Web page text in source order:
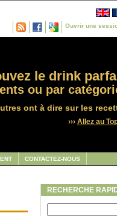
Ouvrir une
le drink
ou par
ont à dire sur les
››› Allez au
CONTACTEZ-NOUS
RECHERCHE